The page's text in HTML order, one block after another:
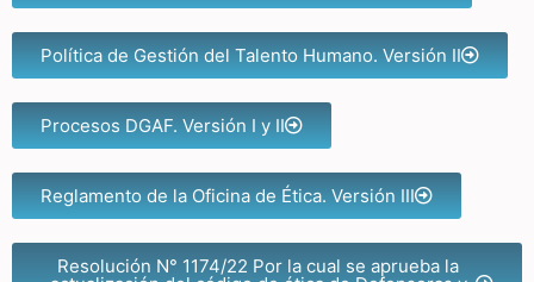
Política de Gestión del Talento Humano. Versión II
Procesos DGAF. Versión I y II
Reglamento de la Oficina de Ética. Versión III
Resolución N° 1174/22 Por la cual se aprueba la